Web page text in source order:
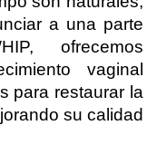
a una parte
ofrecemos
vaginal
para restaurar la
su calidad